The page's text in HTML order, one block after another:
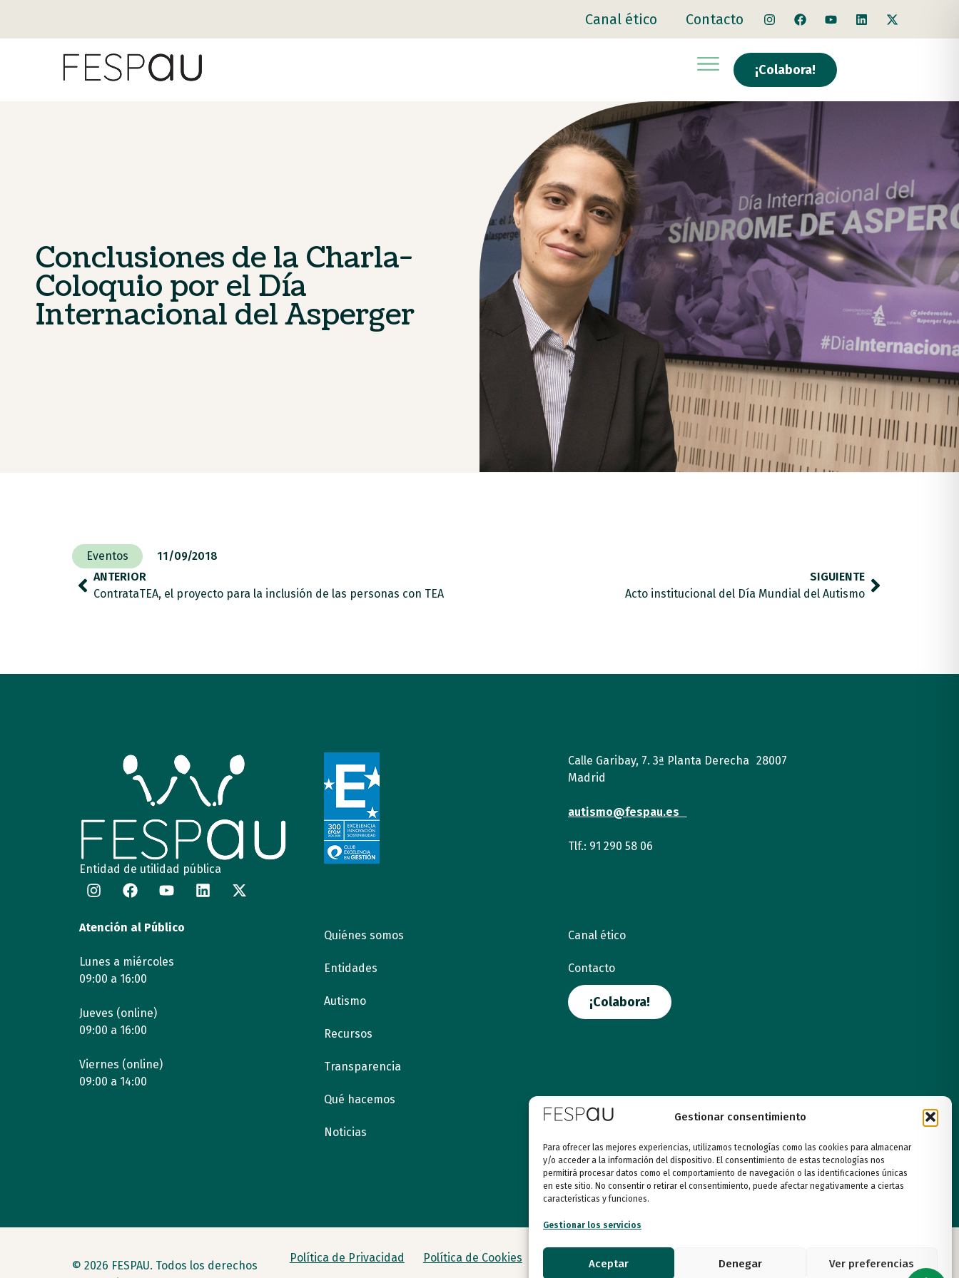
Gestionar consentimiento
Para ofrecer las mejores experiencias, utilizamos tecnologías como las cookies para almacenar
y/o acceder a la información del dispositivo. El consentimiento de estas tecnologías nos
permitirá procesar datos como el comportamiento de navegación o las identificaciones únicas
en este sitio. No consentir o retirar el consentimiento, puede afectar negativamente a ciertas
características y funciones.
Gestionar los servicios
Aceptar Denegar Ver preferencias
Canal ético Contacto
¡Colabora!
Conclusiones de la Charla-
Coloquio por el Día
Internacional del Asperger
Eventos
11/09/2018
ANTERIOR
ContrataTEA, el proyecto para la inclusión de las personas con TEA
SIGUIENTE
Acto institucional del Día Mundial del Autismo
Entidad de utilidad pública
Calle Garibay, 7. 3ª Planta Derecha 28007
Madrid
autismo@fespau.es
Tlf.: 91 290 58 06
Atención al Público
Lunes a miércoles
09:00 a 16:00
Jueves (online)
09:00 a 16:00
Viernes (online)
09:00 a 14:00
Quiénes somos
Entidades
Autismo
Recursos
Transparencia
Qué hacemos
Noticias
Canal ético
Contacto
¡Colabora!
© 2026 FESPAU. Todos los derechos
Política de Privacidad Política de Cookies